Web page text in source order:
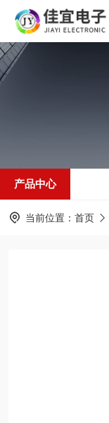
产品中心
当前位置： 首页